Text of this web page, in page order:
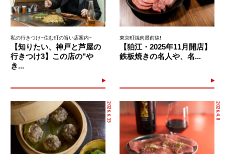
私の行きつけ~住む町の旨い店案内~
【知りたい、神戸と芦屋の
行きつけ3】この店の"や
き...
東京町焼肉最前線!
【狛江・2025年11月開店】
鉄板焼きの名人や、名...
2026.6.15 2026.4.8